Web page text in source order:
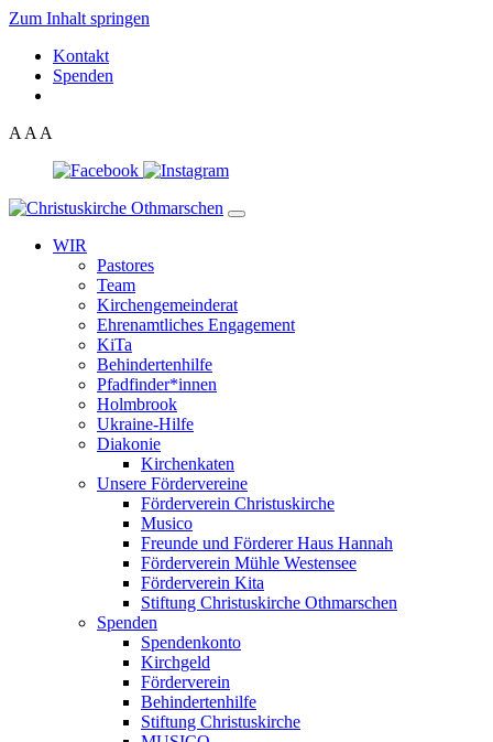
Zum Inhalt springen
Kontakt
Spenden
A A A
WIR
Pastores
Team
Kirchen­gemeinderat
Ehrenamtliches Engagement
KiTa
Behindertenhilfe
Pfadfinder*innen
Holmbrook
Ukraine-Hilfe
Diakonie
Kirchenkaten
Unsere Fördervereine
Förderverein Christuskirche
Musico
Freunde und Förderer Haus Hannah
Förderverein Mühle Westensee
Förderverein Kita
Stiftung Christuskirche Othmarschen
Spenden
Spendenkonto
Kirchgeld
Förderverein
Behindertenhilfe
Stiftung Christuskirche